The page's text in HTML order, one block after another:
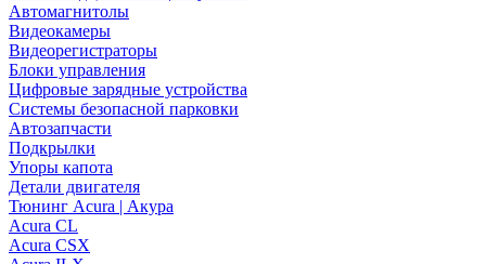
Автомагнитолы
Видеокамеры
Видеорегистраторы
Блоки управления
Цифровые зарядные устройства
Системы безопасной парковки
Автозапчасти
Подкрылки
Упоры капота
Детали двигателя
Тюнинг Acura | Акура
Acura CL
Acura CSX